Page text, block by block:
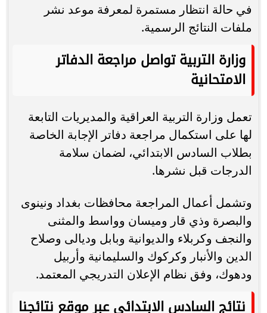
في حالة انتظار مستمرة لمعرفة موعد نشر
ملفات النتائج الرسمية.
وزارة التربية تواصل مراجعة الدفاتر
الامتحانية
تعمل وزارة التربية العراقية والمديريات التابعة
لها على استكمال مراجعة دفاتر الإجابة الخاصة
بطلاب السادس الابتدائي، لضمان سلامة
الدرجات قبل نشرها.
وتشمل أعمال المراجعة محافظات بغداد ونينوى
والبصرة وذي قار وميسان وواسط والمثنى
والنجف وكربلاء والديوانية وبابل وديالى وصلاح
الدين والأنبار وكركوك والسليمانية وأربيل
ودهوك، وفق نظام الإعلان التدريجي المعتمد.
نتائج السادس الابتدائي عبر موقع نتائجنا